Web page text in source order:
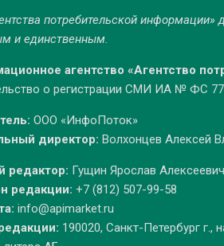
потребительской информации»
и единственным.
агентство «Агентство
о регистрации СМИ ИА № ФС 77
ООО «ИнфоПоток»
директор: Волхонцев Алексей
редактор: Гущин Ярослав Алексеевич
редакции: +7 (812) 507-99-58
info@apimarket.ru
190020, Санкт-Петербург г.,